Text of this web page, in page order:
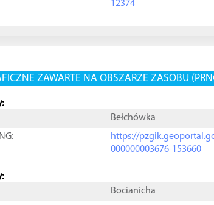
12374
ZAWARTE NA OBSZARZE ZASOBU
Bełchówka
https://
000000003676-153660
Bocianicha